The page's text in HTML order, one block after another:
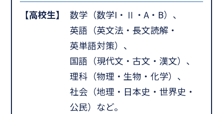
【高校生】
数学（数学I・Ⅱ・A・B）、
英語（英文法・長文読解・
英単語対策）、
国語（現代文・古文・漢文）、
理科（物理・生物・化学）、
社会（地理・日本史・世界史・
公民）など。